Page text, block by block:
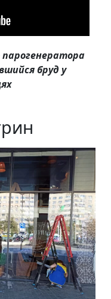
парогенератора
бруд у